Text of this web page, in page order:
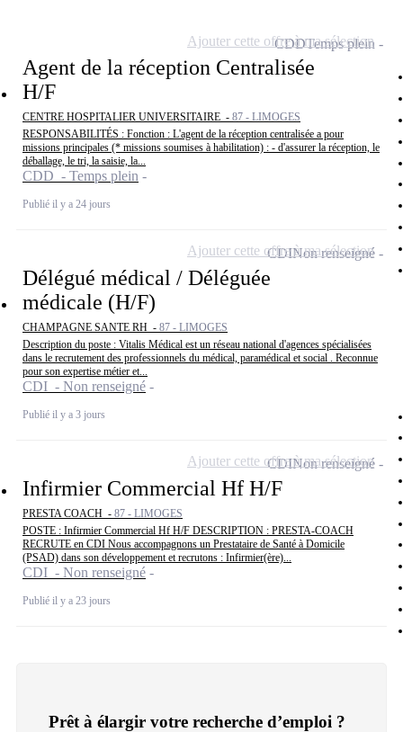
Agent de la réception Centralisée
H/F
CENTRE HOSPITALIER UNIVERSITAIRE - 87 - LIMOGES
RESPONSABILITÉS : Fonction : L'agent de la réception centralisée a pour
missions principales (* missions soumises à habilitation) : - d'assurer la réception, le
déballage, le tri, la saisie, la...
CDD - Temps plein
Publié il y a 24 jours
CDDTemps plein
Ajouter cette offre à ma sélection
Délégué médical / Déléguée
médicale (H/F)
CHAMPAGNE SANTE RH - 87 - LIMOGES
Description du poste : Vitalis Médical est un réseau national d'agences spécialisées
dans le recrutement des professionnels du médical, paramédical et social . Reconnue
pour son expertise métier et...
CDI - Non renseigné
Publié il y a 3 jours
CDINon renseigné
Ajouter cette offre à ma sélection
Infirmier Commercial Hf H/F
PRESTA COACH - 87 - LIMOGES
POSTE : Infirmier Commercial Hf H/F DESCRIPTION : PRESTA-COACH
RECRUTE en CDI Nous accompagnons un Prestataire de Santé à Domicile
(PSAD) dans son développement et recrutons : Infirmier(ère)...
CDI - Non renseigné
Publié il y a 23 jours
CDINon renseigné
Ajouter cette offre à ma sélection
Prêt à élargir votre recherche d’emploi ?